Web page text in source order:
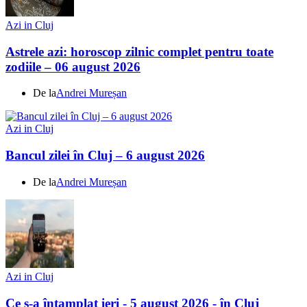
Azi in Cluj
Astrele azi: horoscop zilnic complet pentru toate
zodiile – 06 august 2026
De laAndrei Mureșan
Azi in Cluj
Bancul zilei în Cluj – 6 august 2026
De laAndrei Mureșan
Azi in Cluj
Ce s-a întamplat ieri - 5 august 2026 - în Cluj